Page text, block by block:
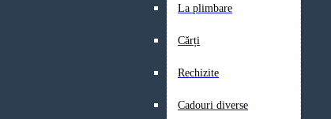
La plimbare
Cărți
Rechizite
Cadouri diverse